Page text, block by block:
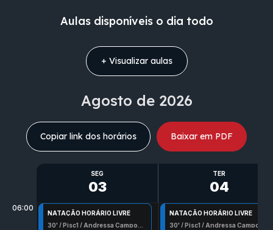
Aulas disponíveis o dia todo
+ Visualizaraulas
Agosto de 2026
Copiar link dos horários Baixar em PDF
06:00
SEG
03
NATAÇÃO HORÁRIO LIVRE
30' /Pisc1 / Andressa Campos Pereira
TER
04
NATAÇÃO HORÁRIO LIVRE
30' /Pisc1 / Andressa Campos Pereira